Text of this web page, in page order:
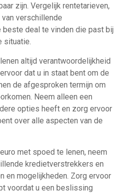
zijn. Vergelijk rentetarieven,
verschillende
deal te vinden die past bij
situatie.
altijd verantwoordelijkheid
dat u in staat bent om de
de afgesproken termijn om
Neem alleen een
opties heeft en zorg ervoor
over alle aspecten van de
met spoed te lenen, neem
kredietverstrekkers en
en mogelijkheden. Zorg ervoor
voordat u een beslissing